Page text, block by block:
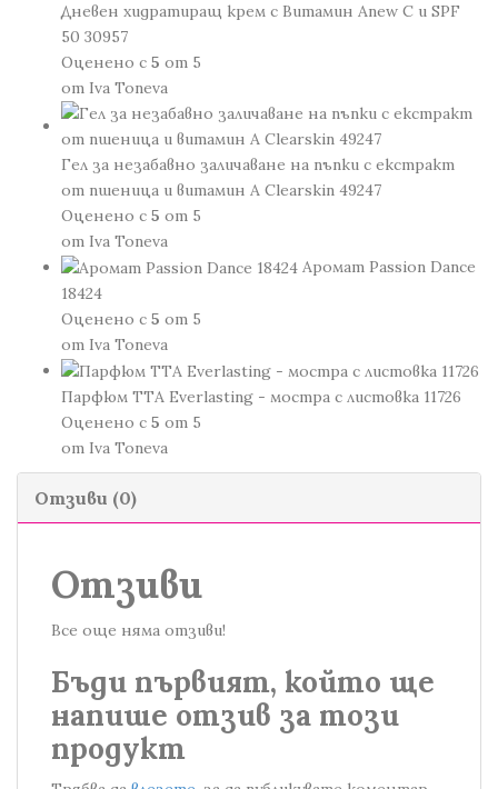
Дневен хидратиращ крем с Витамин Anew С и SPF
50 30957
Оценено с 5 от 5
от Iva Toneva
Гел за незабавно заличаване на пъпки с екстракт
от пшеница и витамин А Clearskin 49247
Оценено с 5 от 5
от Iva Toneva
Аромат Passion Dance
18424
Оценено с 5 от 5
от Iva Toneva
Парфюм TTA Everlasting - мостра с листовка 11726
Оценено с 5 от 5
от Iva Toneva
Отзиви (0)
Отзиви
Все още няма отзиви!
Бъди първият, който ще
напише отзив за този
продукт